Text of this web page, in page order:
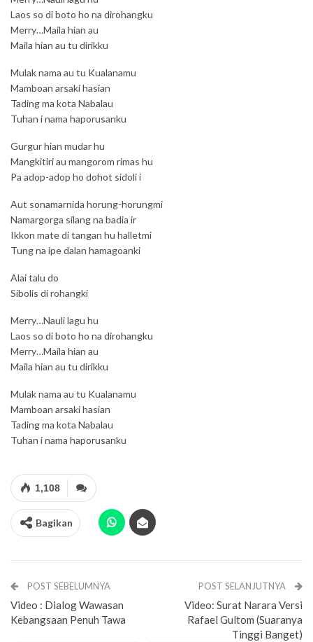
Laos so di boto ho na dirohangku
Merry…Maila hian au
Maila hian au tu dirikku
Mulak nama au tu Kualanamu
Mamboan arsaki hasian
Tading ma kota Nabalau
Tuhan i nama haporusanku
Gurgur hian mudar hu
Mangkitiri au mangorom rimas hu
Pa adop-adop ho dohot sidoli i
Aut sonamarnida horung-horungmi
Namargorga silang na badia ir
Ikkon mate di tangan hu halletmi
Tung na ipe dalan hamagoanki
Alai talu do
Sibolis di rohangki
Merry…Nauli lagu hu
Laos so di boto ho na dirohangku
Merry…Maila hian au
Maila hian au tu dirikku
Mulak nama au tu Kualanamu
Mamboan arsaki hasian
Tading ma kota Nabalau
Tuhan i nama haporusanku
1,108
Bagikan
POST SEBELUMNYA
Video : Dialog Wawasan
Kebangsaan Penuh Tawa
POST SELANJUTNYA
Video: Surat Narara Versi
Rafael Gultom (Suaranya
Tinggi Banget)